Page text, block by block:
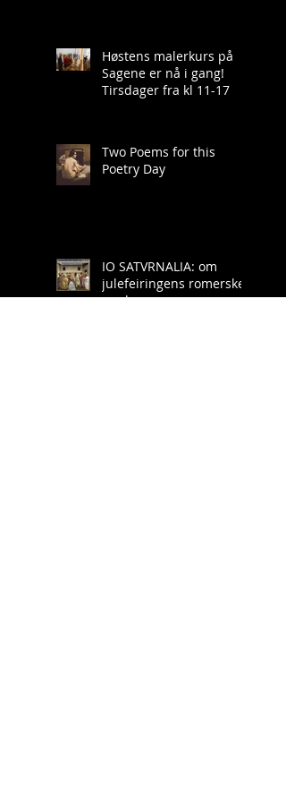
Høstens malerkurs på
Sagene er nå i gang!
Tirsdager fra kl 11-17
Two Poems for this
Poetry Day
IO SATVRNALIA: om
julefeiringens romerske
opphav